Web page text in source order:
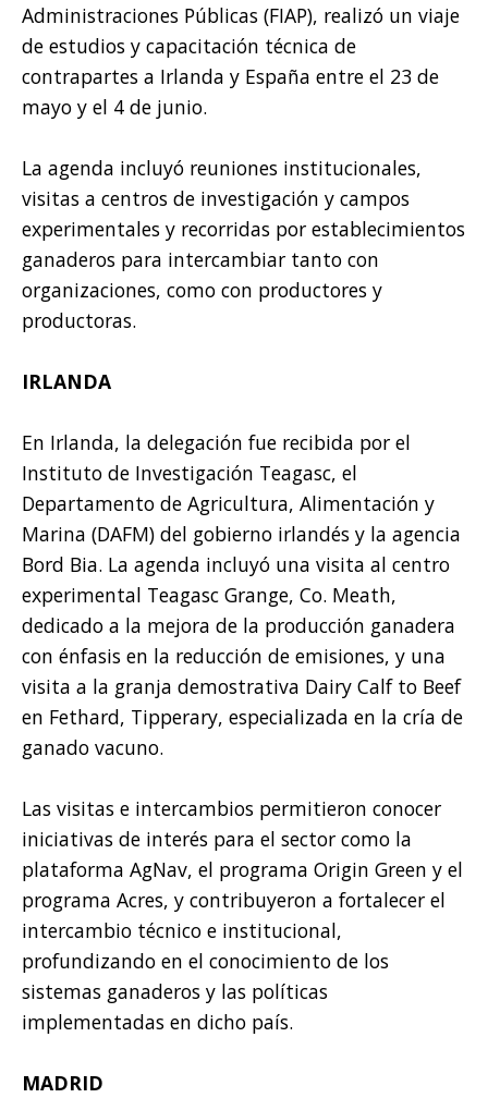
Administraciones Públicas (FIAP), realizó un viaje
de estudios y capacitación técnica de
contrapartes a Irlanda y España entre el 23 de
mayo y el 4 de junio.
La agenda incluyó reuniones institucionales,
visitas a centros de investigación y campos
experimentales y recorridas por establecimientos
ganaderos para intercambiar tanto con
organizaciones, como con productores y
productoras.
IRLANDA
En Irlanda, la delegación fue recibida por el
Instituto de Investigación Teagasc, el
Departamento de Agricultura, Alimentación y
Marina (DAFM) del gobierno irlandés y la agencia
Bord Bia. La agenda incluyó una visita al centro
experimental Teagasc Grange, Co. Meath,
dedicado a la mejora de la producción ganadera
con énfasis en la reducción de emisiones, y una
visita a la granja demostrativa Dairy Calf to Beef
en Fethard, Tipperary, especializada en la cría de
ganado vacuno.
Las visitas e intercambios permitieron conocer
iniciativas de interés para el sector como la
plataforma AgNav, el programa Origin Green y el
programa Acres, y contribuyeron a fortalecer el
intercambio técnico e institucional,
profundizando en el conocimiento de los
sistemas ganaderos y las políticas
implementadas en dicho país.
MADRID